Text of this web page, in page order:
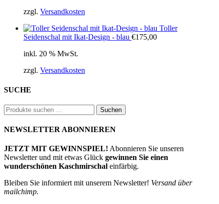
zzgl. Versandkosten
Toller
Seidenschal mit Ikat-Design - blau €175,00
inkl. 20 % MwSt.
zzgl. Versandkosten
SUCHE
Suchen
nach:
Suchen
NEWSLETTER ABONNIEREN
JETZT MIT GEWINNSPIEL! Abonnieren Sie unseren
Newsletter und mit etwas Glück gewinnen Sie einen
wunderschönen Kaschmirschal einfärbig.
Bleiben Sie informiert mit unserem Newsletter! Versand über
mailchimp.